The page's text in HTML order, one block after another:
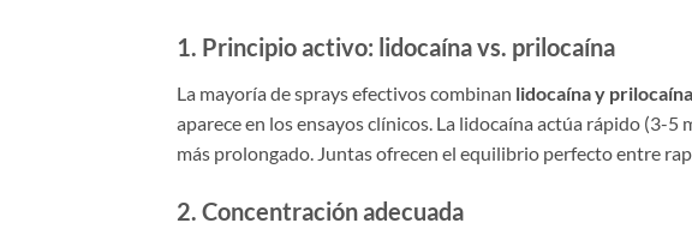
1. Principio activo: lidocaína vs. prilocaína
La mayoría de sprays efectivos combinan lidocaína y prilocaína
aparece en los ensayos clínicos. La lidocaína actúa rápido (3-
más prolongado. Juntas ofrecen el equilibrio perfecto entre
2. Concentración adecuada